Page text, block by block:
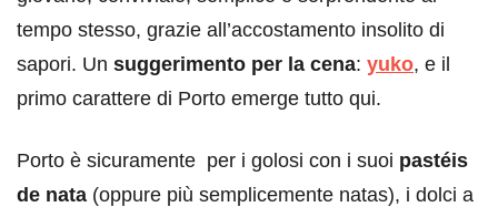
tempo stesso, grazie all’accostamento insolito di
sapori. Un suggerimento per la cena: yuko, e il
primo carattere di Porto emerge tutto qui.
Porto è sicuramente per i golosi con i suoi pastéis
de nata (oppure più semplicemente natas), i dolci a